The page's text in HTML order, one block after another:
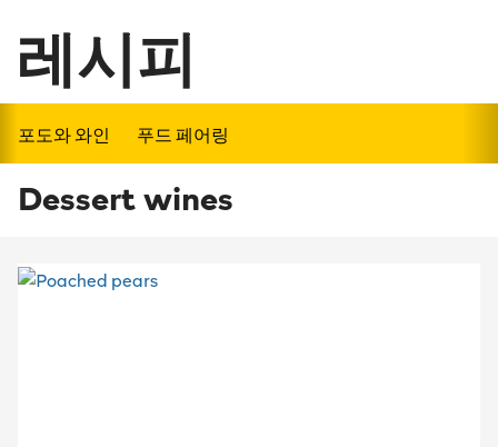
레시피
포도와 와인 푸드 페어링
Dessert wines